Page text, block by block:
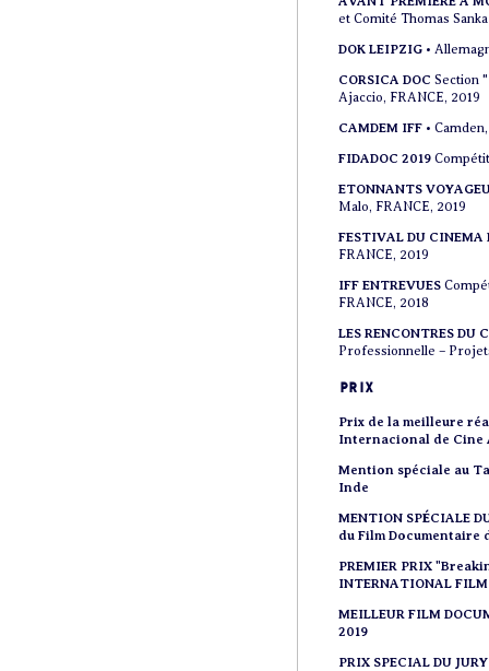
et Comité Thomas
DOK LEIPZIG •
CORSICA DOC Section
Ajaccio, FRANCE, 2019
CAMDEM IFF •
FIDADOC 2019
ETONNANTS
Malo, FRANCE, 2019
FESTIVAL DU CINEMA
FRANCE, 2019
IFF ENTREVUES
FRANCE, 2018
LES RENCONTRES DU
Professionnelle –
prix
Prix de la meilleure
Internacional de Cine
Mention spéciale au
Inde
MENTION SPÉCIALE
du Film Documentaire
PREMIER PRIX
INTERNATIONAL
MEILLEUR FILM
2019
PRIX SPECIAL DU